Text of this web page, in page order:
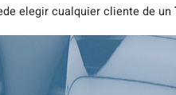
elegir cualquier cliente de un